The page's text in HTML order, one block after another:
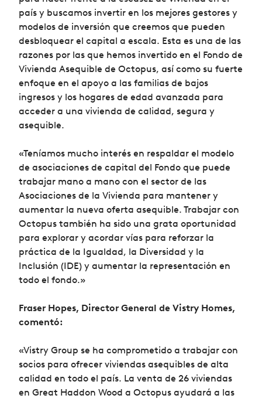
país y buscamos invertir en los mejores gestores y
modelos de inversión que creemos que pueden
desbloquear el capital a escala. Esta es una de las
razones por las que hemos invertido en el Fondo de
Vivienda Asequible de Octopus, así como su fuerte
enfoque en el apoyo a las familias de bajos
ingresos y los hogares de edad avanzada para
acceder a una vivienda de calidad, segura y
asequible.
«Teníamos mucho interés en respaldar el modelo
de asociaciones de capital del Fondo que puede
trabajar mano a mano con el sector de las
Asociaciones de la Vivienda para mantener y
aumentar la nueva oferta asequible. Trabajar con
Octopus también ha sido una grata oportunidad
para explorar y acordar vías para reforzar la
práctica de la Igualdad, la Diversidad y la
Inclusión (IDE) y aumentar la representación en
todo el fondo.»
Fraser Hopes, Director General de Vistry Homes,
comentó:
«Vistry Group se ha comprometido a trabajar con
socios para ofrecer viviendas asequibles de alta
calidad en todo el país. La venta de 26 viviendas
en Great Haddon Wood a Octopus ayudará a las